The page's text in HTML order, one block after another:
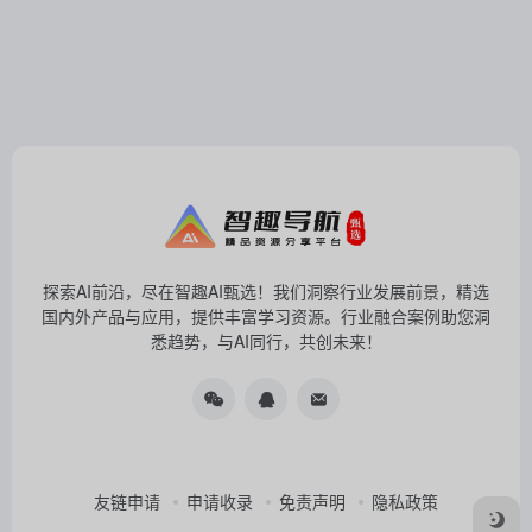
探索AI前沿，尽在智趣AI甄选！我们洞察行业发展前景，精选
国内外产品与应用，提供丰富学习资源。行业融合案例助您洞
悉趋势，与AI同行，共创未来！
友链申请 申请收录 免责声明 隐私政策